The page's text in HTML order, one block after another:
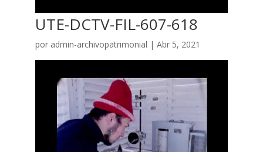
UTE-DCTV-FIL-607-618
por admin-archivopatrimonial | Abr 5, 2021